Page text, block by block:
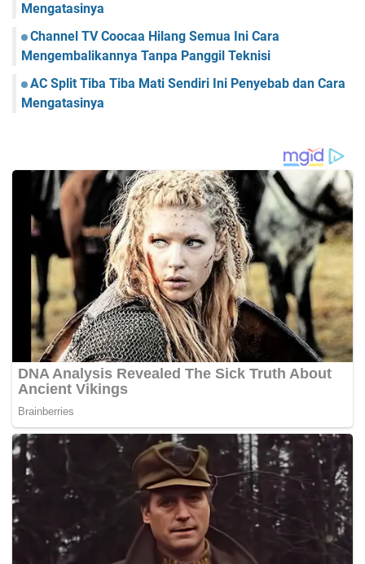
Mengatasinya
Channel TV Coocaa Hilang Semua Ini Cara
Mengembalikannya Tanpa Panggil Teknisi
AC Split Tiba Tiba Mati Sendiri Ini Penyebab dan Cara
Mengatasinya